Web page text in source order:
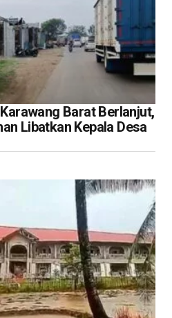
Barat Berlanjut,
Libatkan Kepala Desa